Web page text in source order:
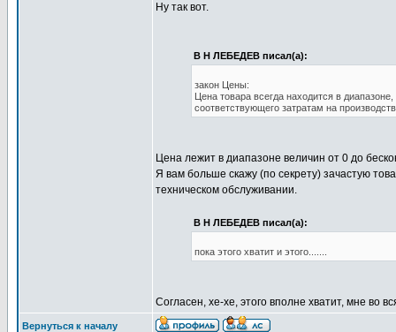
Ну так вот.
В Н ЛЕБЕДЕВ писал(а):
закон Цены:
Цена товара всегда находится в
соответствующего затратам на
Цена лежит в диапазоне величин от 0 до
Я вам больше скажу (по секрету) зачастую
техническом обслуживании.
В Н ЛЕБЕДЕВ писал(а):
пока этого хватит и этого.......
Согласен, хе-хе, этого вполне хватит, мне во
Вернуться к началу